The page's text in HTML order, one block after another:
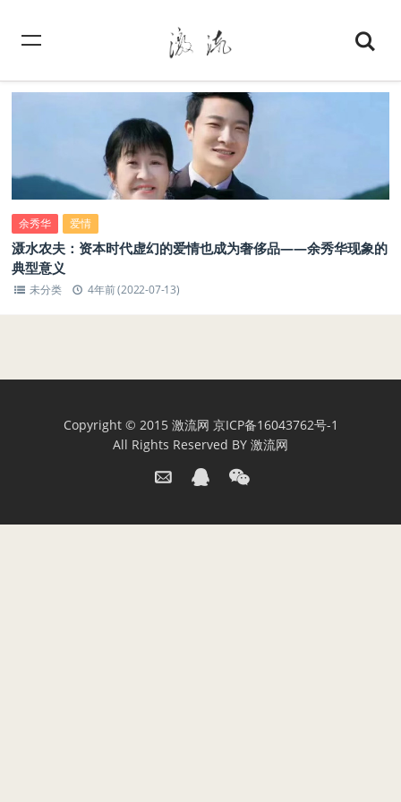
余秀华 爱情
滠水农夫：资本时代虚幻的爱情也成为奢侈品——余秀华现象的
典型意义
未分类 4年前 (2022-07-13)
Copyright © 2015 激流网 京ICP备16043762号-1
All Rights Reserved BY 激流网